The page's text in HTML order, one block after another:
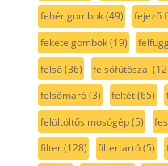
fehér gombok(49) fejező
fekete gombok(19)
felső(36) felsőfűtőszál
felsőmaró(3) feltét(65)
felültöltős mosógép(5)
filter(128) filtertartó(5)